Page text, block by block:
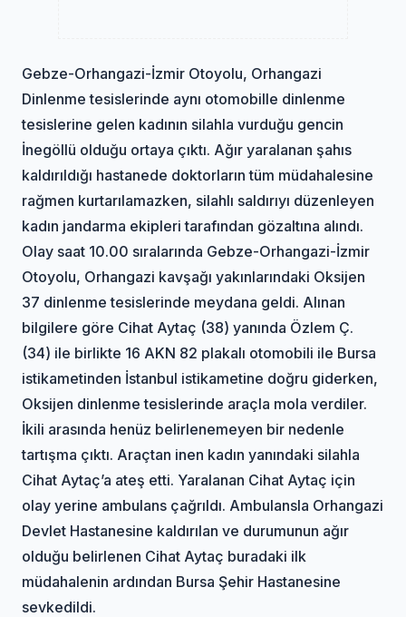
Gebze-Orhangazi-İzmir Otoyolu, Orhangazi
Dinlenme tesislerinde aynı otomobille dinlenme
tesislerine gelen kadının silahla vurduğu gencin
İnegöllü olduğu ortaya çıktı. Ağır yaralanan şahıs
kaldırıldığı hastanede doktorların tüm müdahalesine
rağmen kurtarılamazken, silahlı saldırıyı düzenleyen
kadın jandarma ekipleri tarafından gözaltına alındı.
Olay saat 10.00 sıralarında Gebze-Orhangazi-İzmir
Otoyolu, Orhangazi kavşağı yakınlarındaki Oksijen
37 dinlenme tesislerinde meydana geldi. Alınan
bilgilere göre Cihat Aytaç (38) yanında Özlem Ç.
(34) ile birlikte 16 AKN 82 plakalı otomobili ile Bursa
istikametinden İstanbul istikametine doğru giderken,
Oksijen dinlenme tesislerinde araçla mola verdiler.
İkili arasında henüz belirlenemeyen bir nedenle
tartışma çıktı. Araçtan inen kadın yanındaki silahla
Cihat Aytaç’a ateş etti. Yaralanan Cihat Aytaç için
olay yerine ambulans çağrıldı. Ambulansla Orhangazi
Devlet Hastanesine kaldırılan ve durumunun ağır
olduğu belirlenen Cihat Aytaç buradaki ilk
müdahalenin ardından Bursa Şehir Hastanesine
sevkedildi.